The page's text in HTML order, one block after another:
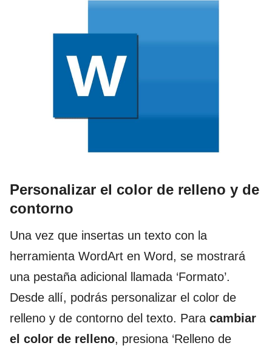
Personalizar el color de relleno y de
contorno
Una vez que insertas un texto con la
herramienta WordArt en Word, se mostrará
una pestaña adicional llamada ‘Formato’.
Desde allí, podrás personalizar el color de
relleno y de contorno del texto. Para cambiar
el color de relleno, presiona ‘Relleno de